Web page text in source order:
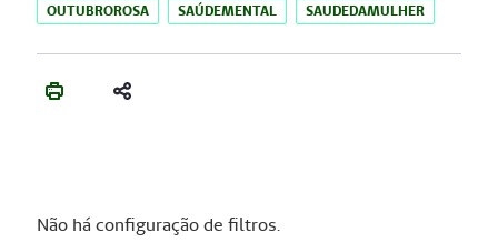
OUTUBROROSA SAÚDEMENTAL SAUDEDAMULHER
Não há configuração de filtros.